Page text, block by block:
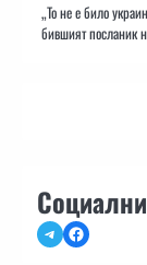
„То не е било
бившият посланик
TelegramFacebook